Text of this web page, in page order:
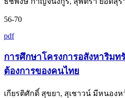
56-70
pdf
การศึกษาโครงการอสังหาริม
ต้องการของคนไทย
เกียรติศักดิ์ สุขยา, สุเชาวน์ มีหนอง